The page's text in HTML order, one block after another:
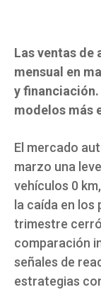
Las ventas de
mensual en
y
modelos más
El mercado
marzo una
vehículos 0
la caída en
trimestre
comparación
señales de
estrategias